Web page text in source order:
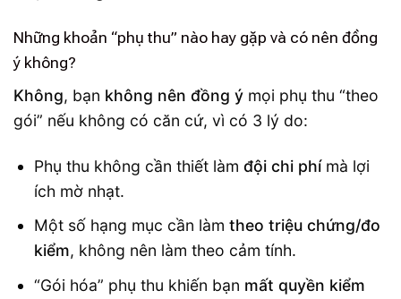
Những khoản “phụ thu” nào hay gặp và có nên đồng
ý không?
Không, bạn không nên đồng ý mọi phụ thu “theo
gói” nếu không có căn cứ, vì có 3 lý do:
Phụ thu không cần thiết làm đội chi phímà lợi
ích mờ nhạt.
Một số hạng mục cần làm theo triệu chứng/đo
kiểm, không nên làm theo cảm tính.
“Gói hóa” phụ thu khiến bạn mất quyền kiểm